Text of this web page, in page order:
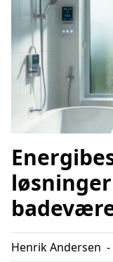
Henrik Andersen -